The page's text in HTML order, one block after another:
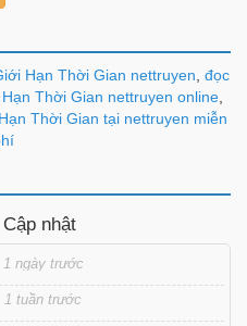
Hạn Thời Gian nettruyen đọc
Thời Gian nettruyen online,
Thời Gian tại nettruyen miễn
Cập nhật
1 ngày trước
1 tuần trước